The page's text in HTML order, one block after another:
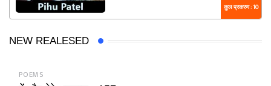
कुल प्रकरण : 10
NEW REALESED
POEMS